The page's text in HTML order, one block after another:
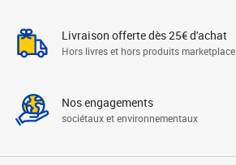
Livraison offerte dès 25€ d'achat
Hors livres et hors produits marketplace
Nos engagements
sociétaux et environnementaux